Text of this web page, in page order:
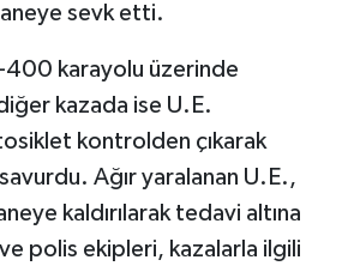
sevk etti.
400 karayolu üzerinde
kazada ise U.E.
kontrolden çıkarak
Ağır yaralanan U.E.,
kaldırılarak tedavi altına
ve polis ekipleri, kazalarla ilgili